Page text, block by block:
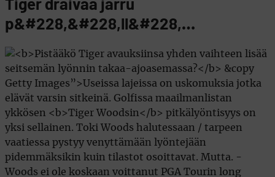
Tiger draivaa jarru
p&#228,&#228,ll&#228,…